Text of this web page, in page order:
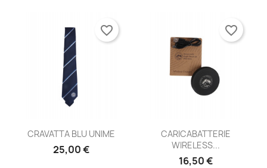
CRAVATTA BLU UNIME
25,00 €
favorite_border
CARICABATTERIE
WIRELESS...
16,50 €
favorite_border